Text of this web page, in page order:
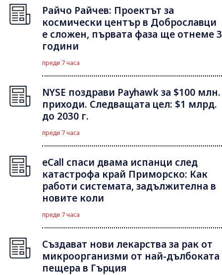
Райчо Райчев: Проектът за
космически център в Доброславци
е сложен, първата фаза ще отнеме 3
години
преди 7 часа
NYSE поздрави Payhawk за $100 млн.
приходи. Следващата цел: $1 млрд.
до 2030 г.
преди 7 часа
eCall спаси двама испанци след
катастрофа край Приморско: Как
работи системата, задължителна в
новите коли
преди 7 часа
Създават нови лекарства за рак от
микроорганизми от най-дълбоката
пещера в Гърция